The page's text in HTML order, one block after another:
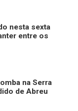
nesta sexta
entre os
na Serra
de Abreu